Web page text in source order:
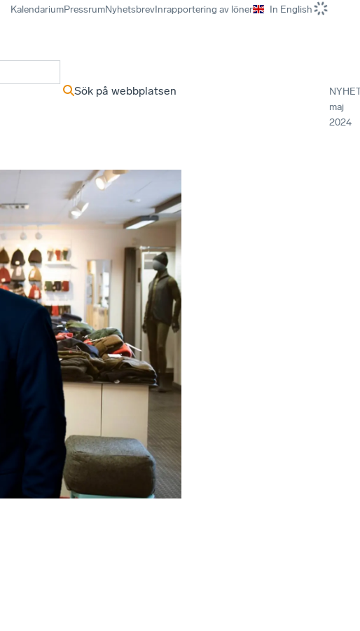
KalendariumPressrumNyhetsbrevInrapportering av löner In English
Sök på webbplatsen
maj
2024